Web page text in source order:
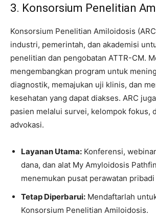
3. Konsorsium Penelitian
Konsorsium Penelitian Amiloidosis
industri, pemerintah, dan akademisi
penelitian dan pengobatan ATTR-CM.
mengembangkan program untuk
diagnostik, memajukan uji klinis, dan
kesehatan yang dapat diakses. ARC
pasien melalui survei, kelompok fokus,
advokasi.
Layanan Utama: Konferensi,
dana, dan alat My Amyloidosis
menemukan pusat perawatan
Tetap Diperbarui: Mendaftarlah
Konsorsium Penelitian Amiloidosis.